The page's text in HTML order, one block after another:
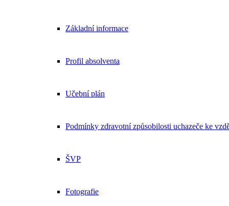
Základní informace
Profil absolventa
Učební plán
Podmínky zdravotní způsobilosti uchazeče ke
ŠVP
Fotografie